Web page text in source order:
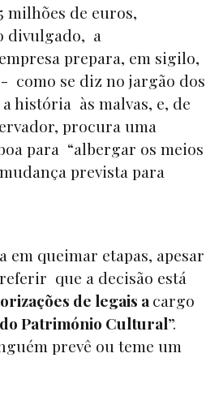
milhões de euros,
divulgado, a
prepara, em sigilo,
como se diz no jargão dos
história às malvas, e, de
procura uma
para “albergar os meios
prevista para
em queimar etapas, apesar
que a decisão está
de legais a cargo
Património Cultural”.
prevê ou teme um